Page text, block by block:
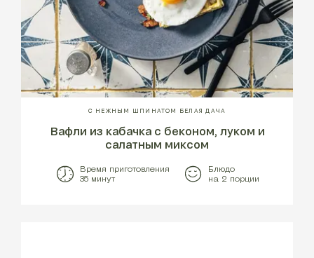
С НЕЖНЫМ ШПИНАТОМ БЕЛАЯ ДАЧА
Вафли из кабачка с беконом, луком и
салатным миксом
Время приготовления
35 минут
Блюдо
на 2 порции